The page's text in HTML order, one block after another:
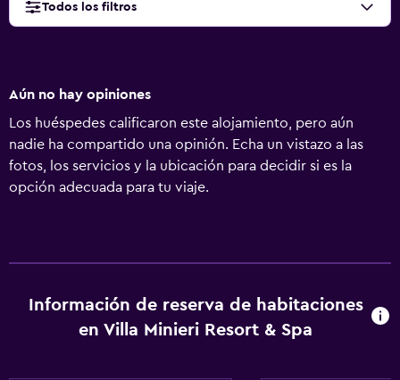
Todos los filtros
Aún no hay opiniones
Los huéspedes calificaron este alojamiento, pero aún
nadie ha compartido una opinión. Echa un vistazo a las
fotos, los servicios y la ubicación para decidir si es la
opción adecuada para tu viaje.
Información de reserva de habitaciones
en Villa Minieri Resort & Spa